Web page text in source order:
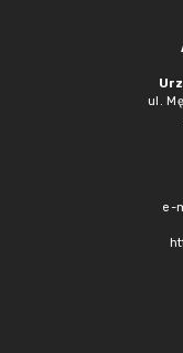
ul.
e-